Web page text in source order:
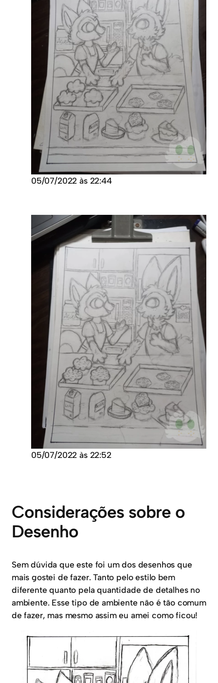
05/07/2022 às 22:44
05/07/2022 às 22:52
Considerações sobre o
Desenho
Sem dúvida que este foi um dos desenhos que
mais gostei de fazer. Tanto pelo estilo bem
diferente quanto pela quantidade de detalhes no
ambiente. Esse tipo de ambiente não é tão comum
de fazer, mas mesmo assim eu amei como ficou!